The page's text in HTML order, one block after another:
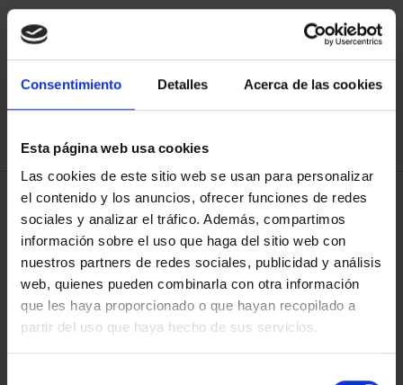
Consentimiento Detalles Acerca de las cookies
Esta página web usa cookies
Las cookies de este sitio web se usan para personalizar
el contenido y los anuncios, ofrecer funciones de redes
sociales y analizar el tráfico. Además, compartimos
información sobre el uso que haga del sitio web con
nuestros partners de redes sociales, publicidad y análisis
web, quienes pueden combinarla con otra información
que les haya proporcionado o que hayan recopilado a
partir del uso que haya hecho de sus servicios.
ORDENAR POR:
3 Productos encontrados